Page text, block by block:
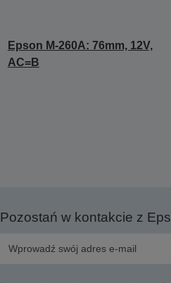
Epson M-260A: 76mm, 12V,
AC=B
Pozostań w kontakcie z